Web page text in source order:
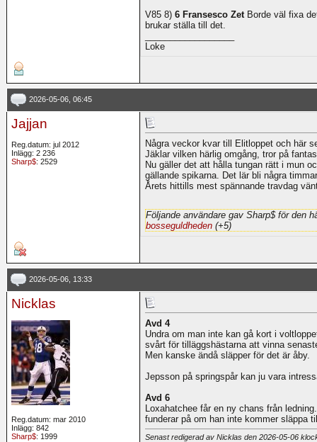
V85 8) 6 Fransesco ZetBorde väl fixa
brukar ställa till det.
Loke
2026-05-06, 06:45
Jajjan
Reg.datum: jul 2012
Inlägg: 2 236
Sharp$: 2529
Några veckor kvar till Elitloppet och här
Jäklar vilken härlig omgång, tror på
Nu gäller det att hålla tungan rätt i mun
gällande spikarna. Det lär bli några
Årets hittills mest spännande travdag
Följande användare gav Sharp$ för den
bosseguldheden (+5)
2026-05-06, 13:33
Nicklas
Reg.datum: mar 2010
Inlägg: 842
Sharp$: 1999
Avd 4
Undra om man inte kan gå kort i
svårt för tilläggshästarna att vinna
Men kanske ändå släpper för det är åby.
Jepsson på springspår kan ju vara
Avd 6
Loxahatchee får en ny chans från
funderar på om han inte kommer släppa
Senast redigerad av Nicklas den 2026-05-06